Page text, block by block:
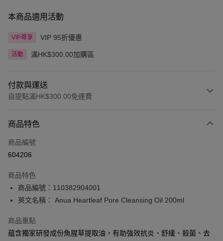
本商品適用活動
VIP尊享 VIP 95折優惠
活動 滿HK$300.00加購區
付款與運送
自提點滿HK$300.00免運費
信用卡
Apple Pay
PayMe
WeChat Pay
BoC Pay
商品特色
商品編號
604206
商品特色
商品編號：110382904001
英文名稱： Anua Heartleaf Pore Cleansing Oil 200ml
商品重點
蘊含獨家研發成份魚腥草提取油，有助強效抗炎、舒緩、殺菌、去